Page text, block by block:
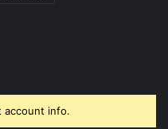
account info.